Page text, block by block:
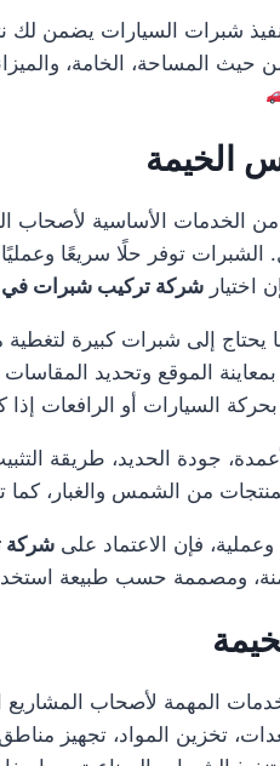
شبرات السيارات يضمن لك
المساحة، الخامة،
الخيمة
من الخدمات الأساسية لأصحاب
توفر حلًا سريعًا
شركة تركيب شبرات في
إلى شبرات كبيرة لتغطية
بمعاينة الموقع وتحديد
السيارات أو الرافعات إذا
جودة الحديد، طريقة
من الشمس والغبار،
فإن الاعتماد على شركة
ومصممة حسب طبيعة
المهمة لأصحاب المشاريع
تخزين المواد، تجهيز